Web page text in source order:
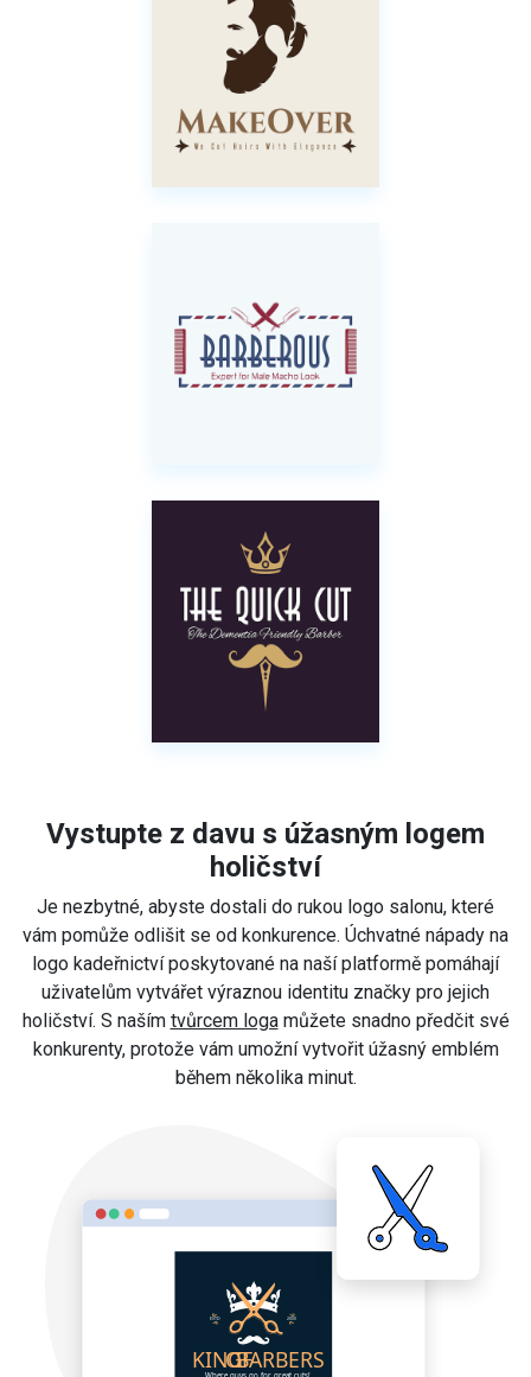
Vystupte z davu s úžasným logem
holičství
Je nezbytné, abyste dostali do rukou logo salonu, které
vám pomůže odlišit se od konkurence. Úchvatné nápady na
logo kadeřnictví poskytované na naší platformě pomáhají
uživatelům vytvářet výraznou identitu značky pro jejich
holičství. S naším tvůrcem logamůžete snadno předčit své
konkurenty, protože vám umožní vytvořit úžasný emblém
během několika minut.